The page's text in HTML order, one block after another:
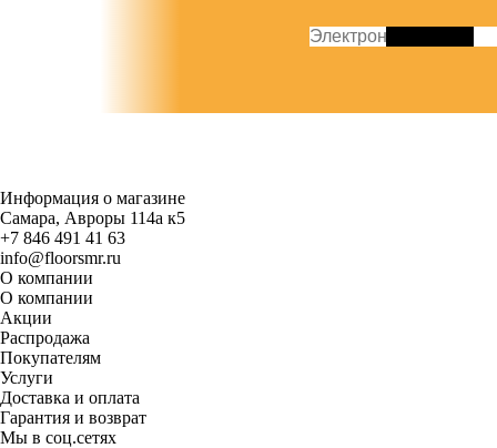
Информация о магазине
Самара, Авроры 114а к5
+7 846 491 41 63
info@floorsmr.ru
О компании
О компании
Акции
Распродажа
Покупателям
Услуги
Доставка и оплата
Гарантия и возврат
Мы в соц.сетях